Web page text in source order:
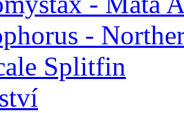
-
Splitfin